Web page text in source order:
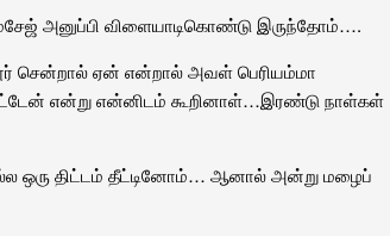
அனுப்பி விளையாடிகொண்டு இருந்தோம்….
சென்றால் ஏன் என்றால் அவள் பெரியம்மா
என்று என்னிடம் கூறினாள்…இரண்டு நாள்கள்
ஒரு திட்டம் தீட்டினோம்… ஆனால் அன்று மழைப்